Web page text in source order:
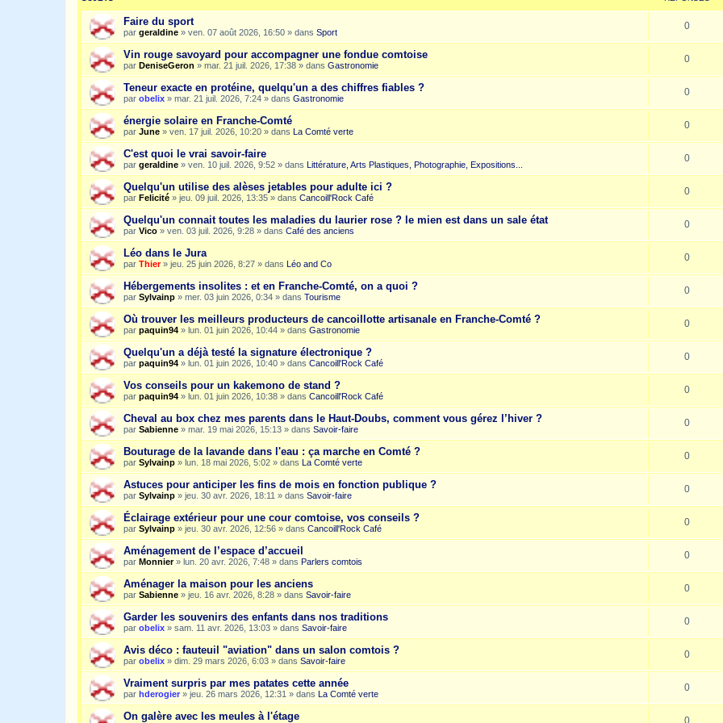
Faire du sport
par geraldine » ven. 07 août 2026, 16:50 » dans Sport
0
Vin rouge savoyard pour accompagner une fondue comtoise
par DeniseGeron » mar. 21 juil. 2026, 17:38 » dans Gastronomie
0
Teneur exacte en protéine, quelqu'un a des chiffres fiables ?
par obelix » mar. 21 juil. 2026, 7:24 » dans Gastronomie
0
énergie solaire en Franche-Comté
par June » ven. 17 juil. 2026, 10:20 » dans La Comté verte
0
C'est quoi le vrai savoir-faire
par geraldine » ven. 10 juil. 2026, 9:52 » dans Littérature, Arts Plastiques, Photographie, Expositions...
0
Quelqu'un utilise des alèses jetables pour adulte ici ?
par Felicité » jeu. 09 juil. 2026, 13:35 » dans Cancoill'Rock Café
0
Quelqu'un connait toutes les maladies du laurier rose ? le mien est dans un sale état
par Vico » ven. 03 juil. 2026, 9:28 » dans Café des anciens
0
Léo dans le Jura
par Thier» jeu. 25 juin 2026, 8:27 » dans Léo and Co
0
Hébergements insolites : et en Franche-Comté, on a quoi ?
par Sylvainp » mer. 03 juin 2026, 0:34 » dans Tourisme
0
Où trouver les meilleurs producteurs de cancoillotte artisanale en Franche-Comté ?
par paquin94 » lun. 01 juin 2026, 10:44 » dans Gastronomie
0
Quelqu'un a déjà testé la signature électronique ?
par paquin94 » lun. 01 juin 2026, 10:40 » dans Cancoill'Rock Café
0
Vos conseils pour un kakemono de stand ?
par paquin94 » lun. 01 juin 2026, 10:38 » dans Cancoill'Rock Café
0
Cheval au box chez mes parents dans le Haut-Doubs, comment vous gérez l’hiver ?
par Sabienne » mar. 19 mai 2026, 15:13 » dans Savoir-faire
0
Bouturage de la lavande dans l'eau : ça marche en Comté ?
par Sylvainp » lun. 18 mai 2026, 5:02 » dans La Comté verte
0
Astuces pour anticiper les fins de mois en fonction publique ?
par Sylvainp » jeu. 30 avr. 2026, 18:11 » dans Savoir-faire
0
Éclairage extérieur pour une cour comtoise, vos conseils ?
par Sylvainp » jeu. 30 avr. 2026, 12:56 » dans Cancoill'Rock Café
0
Aménagement de l’espace d’accueil
par Monnier» lun. 20 avr. 2026, 7:48 » dans Parlers comtois
0
Aménager la maison pour les anciens
par Sabienne » jeu. 16 avr. 2026, 8:28 » dans Savoir-faire
0
Garder les souvenirs des enfants dans nos traditions
par obelix » sam. 11 avr. 2026, 13:03 » dans Savoir-faire
0
Avis déco : fauteuil "aviation" dans un salon comtois ?
par obelix » dim. 29 mars 2026, 6:03 » dans Savoir-faire
0
Vraiment surpris par mes patates cette année
par hderogier » jeu. 26 mars 2026, 12:31 » dans La Comté verte
0
On galère avec les meules à l'étage 0